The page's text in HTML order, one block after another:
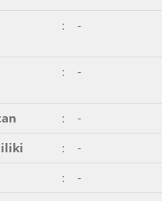
: -
: -
:
-
:
-
:
-